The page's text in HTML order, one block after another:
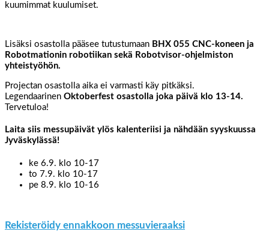
kuumimmat kuulumiset.
Lisäksi osastolla pääsee tutustumaan BHX 055 CNC-koneen ja
Robotmationin robotiikan sekä Robotvisor-ohjelmiston
yhteistyöhön.
Projectan osastolla aika ei varmasti käy pitkäksi.
Legendaarinen Oktoberfest osastolla joka päivä klo 13-14.
Tervetuloa!
Laita siis messupäivät ylös kalenteriisi ja nähdään syyskuussa
Jyväskylässä!
ke 6.9. klo 10-17
to 7.9. klo 10-17
pe 8.9. klo 10-16
Rekisteröidy ennakkoon messuvieraaksi